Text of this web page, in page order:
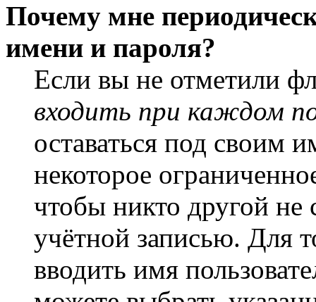
Почему мне
имени и пароля?
Если вы не отметили
входить при каждом
оставаться под своим
некоторое
чтобы никто другой не
учётной записью. Для
вводить имя